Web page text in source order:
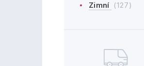
Zimní (127)